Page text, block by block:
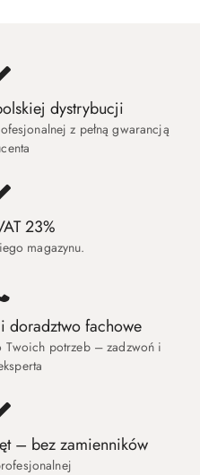
dystrybucji
z pełną gwarancją
23%
magazynu.
doradztwo fachowe
Twoich potrzeb – zadzwoń i
– bez zamienników